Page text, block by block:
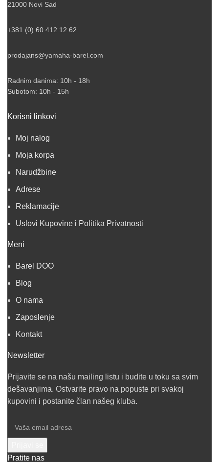
21000 Novi Sad
+381 (0) 60 412 12 62
prodajans@yamaha-barel.com
Radnim danima: 10h - 18h
Subotom: 10h - 15h
Korisni linkovi
Moj nalog
Moja korpa
Narudžbine
Adrese
Reklamacije
Uslovi Kupovine i Politika Privatnosti
Meni
Barel DOO
Blog
O nama
Zaposlenje
Kontakt
Newsletter
Prijavite se na našu mailing listu i budite u toku sa svim
dešavanjima. Ostvarite pravo na popuste pri svakoj
kupovini i postanite član našeg kluba.
Pratite nas